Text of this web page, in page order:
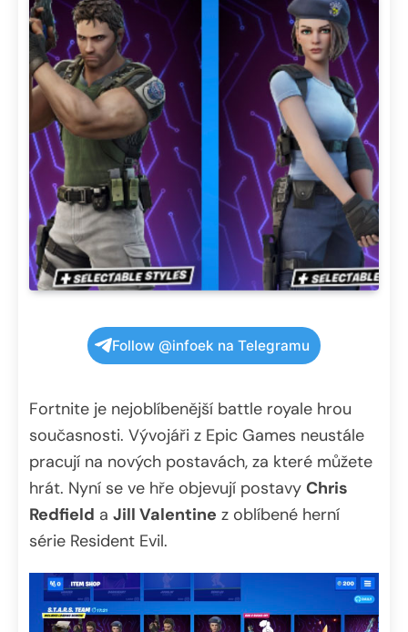
Follow @infoek na Telegramu
Fortnite je nejoblíbenější battle royale hrou
současnosti. Vývojáři z Epic Games neustále
pracují na nových postavách, za které můžete
hrát. Nyní se ve hře objevují postavy Chris
Redfield a Jill Valentine z oblíbené herní
série Resident Evil.